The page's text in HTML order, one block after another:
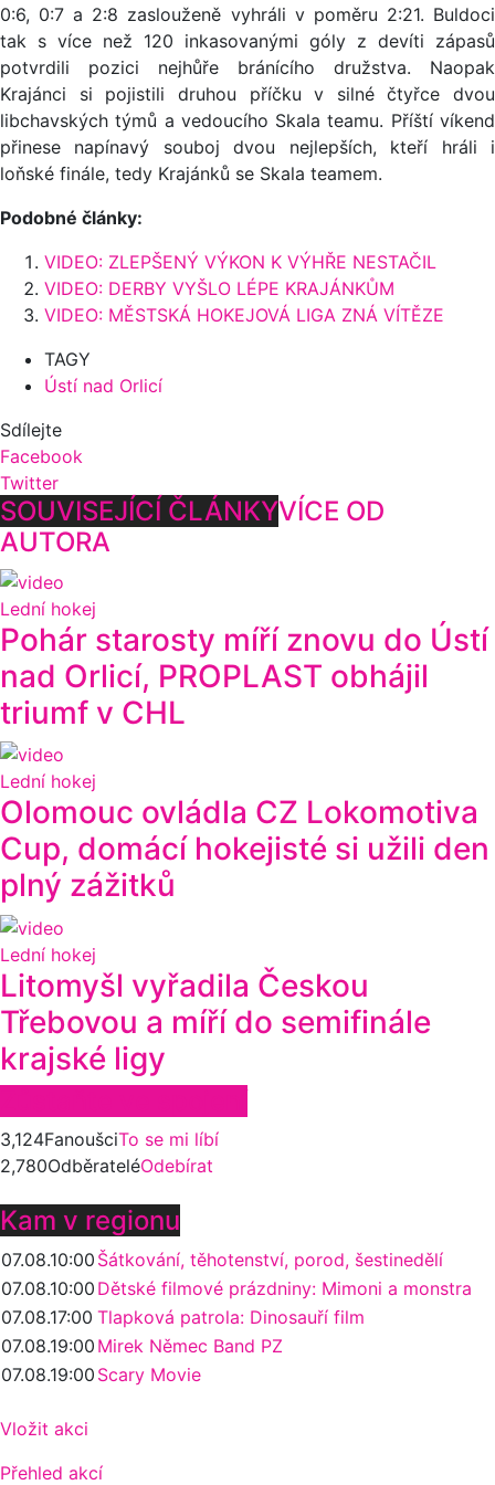
0:6, 0:7 a 2:8 zaslouženě vyhráli v poměru 2:21. Buldoci
tak s více než 120 inkasovanými góly z devíti zápasů
potvrdili pozici nejhůře bránícího družstva. Naopak
Krajánci si pojistili druhou příčku v silné čtyřce dvou
libchavských týmů a vedoucího Skala teamu. Příští víkend
přinese napínavý souboj dvou nejlepších, kteří hráli i
loňské finále, tedy Krajánků se Skala teamem.
Podobné články:
VIDEO: ZLEPŠENÝ VÝKON K VÝHŘE NESTAČIL
VIDEO: DERBY VYŠLO LÉPE KRAJÁNKŮM
VIDEO: MĚSTSKÁ HOKEJOVÁ LIGA ZNÁ VÍTĚZE
TAGY
Ústí nad Orlicí
Sdílejte
Facebook
Twitter
SOUVISEJÍCÍ ČLÁNKYVÍCE OD
AUTORA
Lední hokej
Pohár starosty míří znovu do Ústí
nad Orlicí, PROPLAST obhájil
triumf v CHL
Lední hokej
Olomouc ovládla CZ Lokomotiva
Cup, domácí hokejisté si užili den
plný zážitků
Lední hokej
Litomyšl vyřadila Českou
Třebovou a míří do semifinále
krajské ligy
3,124FanoušciTo se mi líbí
2,780OdběrateléOdebírat
Kam v regionu
07.08.10:00 Šátkování, těhotenství, porod, šestinedělí
07.08.10:00 Dětské filmové prázdniny: Mimoni a monstra
07.08.17:00 Tlapková patrola: Dinosauří film
07.08.19:00 Mirek Němec Band PZ
07.08.19:00 Scary Movie
Vložit akci
Přehled akcí